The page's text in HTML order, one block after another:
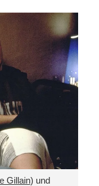
Gillain) und